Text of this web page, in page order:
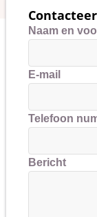
Naam en
E-mail
Telefoon
Bericht